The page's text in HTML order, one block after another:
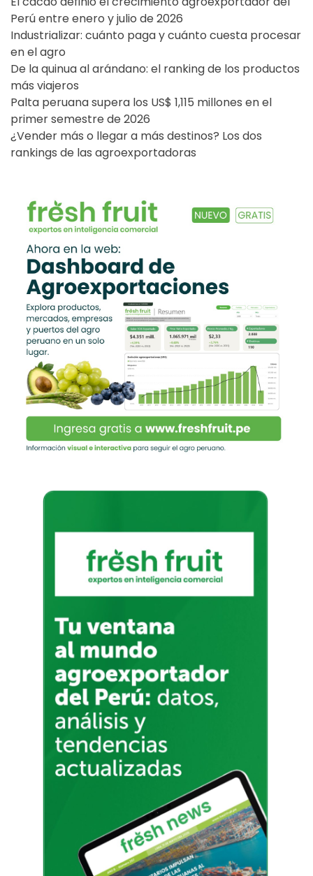
Perú entre enero y julio de 2026
Industrializar: cuánto paga y cuánto cuesta procesar
en el agro
De la quinua al arándano: el ranking de los productos
más viajeros
Palta peruana supera los US$ 1,115 millones en el
primer semestre de 2026
¿Vender más o llegar a más destinos? Los dos
rankings de las agroexportadoras